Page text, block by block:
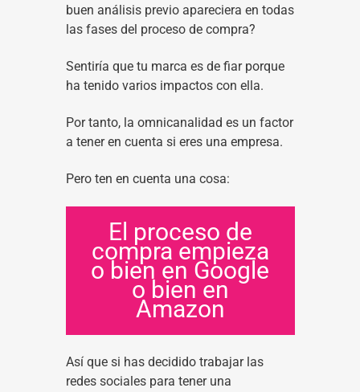
buen análisis previo apareciera en todas
las fases del proceso de compra?
Sentiría que tu marca es de fiar porque
ha tenido varios impactos con ella.
Por tanto, la omnicanalidad es un factor
a tener en cuenta si eres una empresa.
Pero ten en cuenta una cosa:
El proceso de
compra empieza
o bien en Google
o bien en
Amazon
Así que si has decidido trabajar las
redes sociales para tener una